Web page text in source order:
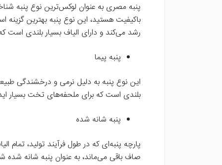
پنبه مصری به عنوان لوکس‌ترین نوع پنبه
باکیفیت هستید، این نوع پنبه بهترین
رشد می‌کند و دارای الیاف بسیار بلندی است
پنبه پیما
این نوع پنبه به دلیل نرمی و درخشندگی
بلندی است که برای ملحفه‌های تخت بسیار
پنبه شانه شده
پارچه پنبه‌ای که در طول فرآیند تولید،
صاف باقی می‌ماند، به عنوان پنبه شانه شده